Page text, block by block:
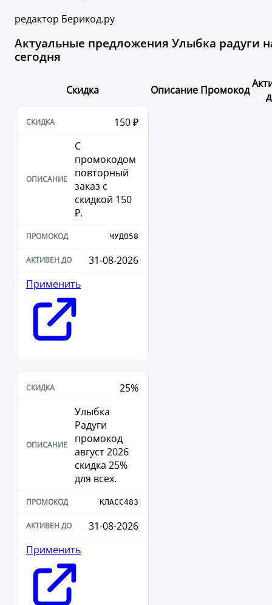
редактор Берикод.ру
Актуальные предложения Улыбка радуги
сегодня
Скидка Описание Промокод
150 ₽
С
промокодом
повторный
заказ с
скидкой 150
₽.
ЧУДО58
31-08-2026
Применить
25%
Улыбка
Радуги
промокод
август 2026
скидка 25%
для всех.
КЛАСС483
31-08-2026
Применить